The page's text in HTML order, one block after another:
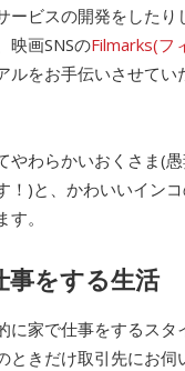
ービスの開発をしたり
映画SNSのFilmarks(フ
ルをお手伝いさせてい
やわらかいおくさま(
！)と、かわいいイン
。
事をする生活
に家で仕事をするスタ
ときだけ取引先にお伺